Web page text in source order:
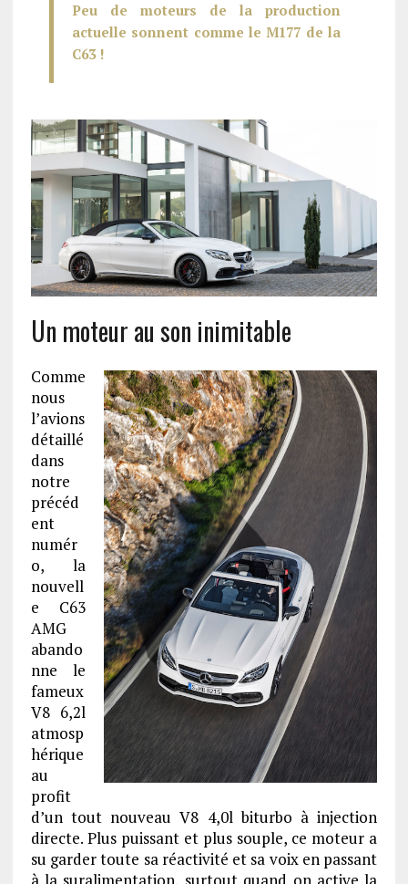
Peu de moteurs de la production
actuelle sonnent comme le M177 de la
C63 !
Un moteur au son inimitable
Comme
nous
l’avions
détaillé
dans
notre
précéd
ent
numér
o, la
nouvell
e C63
AMG
abando
nne le
fameux
V8 6,2l
atmosp
hérique
au
profit
d’un tout nouveau V8 4,0l biturbo à injection
directe. Plus puissant et plus souple, ce moteur a
su garder toute sa réactivité et sa voix en passant